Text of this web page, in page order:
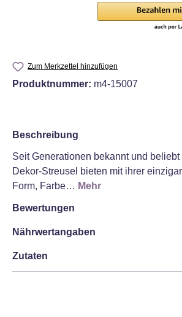
Zum Merkzettel hinzufügen
Produktnummer: m4-15007
Beschreibung
Seit Generationen bekannt und
Dekor-Streusel bieten mit ihrer
Form, Farbe… Mehr
Bewertungen
Nährwertangaben
Zutaten